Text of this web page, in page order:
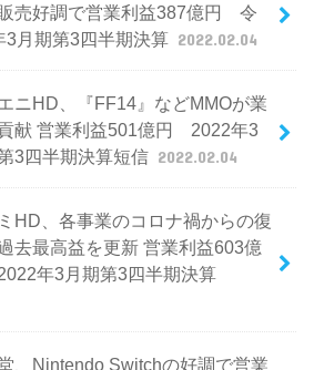
売好調で営業利益387億円 令
3月期第3四半期決算 2022.02.04
ニHD、『FF14』などMMOが業
献 営業利益501億円 2022年3
3四半期決算短信 2022.02.04
HD、各事業のコロナ禍からの復
去最高益を更新 営業利益603億
年3月期第3四半期決算
、Nintendo Switchの好調で営業